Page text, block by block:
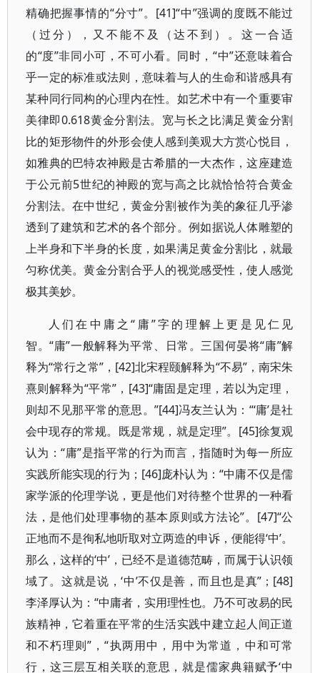
精确把握事情的“分寸”。[41]“中”强调的度既不能过
（过分），又不能不及（达不到）。这一合适
的“度”非同小可，不可小看。同时，“中”还意味着合
乎一定的标准或法则，意味着与人的生命和谐感具有
某种同行同构的心理内在性。如艺术中有一个重要审
美律即0.618黄金分割法。宽与长之比满足黄金分割
比的矩形物件的外形会使人感到美观大方赏心悦目，
如雅典的巴特农神殿是古希腊的一大杰作，这座建造
于公元前5世纪的神殿的宽与高之比就恰恰符合黄金
分割法。在中世纪，黄金分割被作为美的象征几乎渗
透到了建筑和艺术的各个部分。例如据说人体雕塑的
上半身和下半身的长度，如果满足黄金分割比，就最
匀称优美。黄金分割合乎人的视觉感受性，使人感觉
极其美妙。
人们在中庸之“庸”字的理解上更是见仁见
智。“庸”一般解释为平常、日常。三国何晏将“庸”解
释为“常行之常”，[42]北宋程颐解释为“不易”，南宋朱
熹则解释为“平常”，[43]“庸固是定理，若以为定理，
则却不见那平常的意思。”[44]冯友兰认为：“‘庸’是社
会中现存的常规。既是常规，就是定理”。[45]徐复观
认为：“庸”是指平常的行为而言，指随时为每一所应
实践所能实现的行为；[46]庞朴认为：“中庸不仅是儒
家学派的伦理学说，更是他们对待整个世界的一种看
法，是他们处理事物的基本原则或方法论”。[47]“公
正地而不是徇私地听取对立两造的申诉，便能得‘中’。
那么，这样的‘中’，已经不是道德范畴，而属于认识领
域了。这就是说，‘中’不仅是善，而且也是真”；[48]
李泽厚认为：“中庸者，实用理性也。乃不可改易的民
族精神，它着重在平常的生活实践中建立起人间正道
和不朽理则”，“执两用中，用中为常道，中和可常
行，这三层互相关联的意思，就是儒家典籍赋予‘中